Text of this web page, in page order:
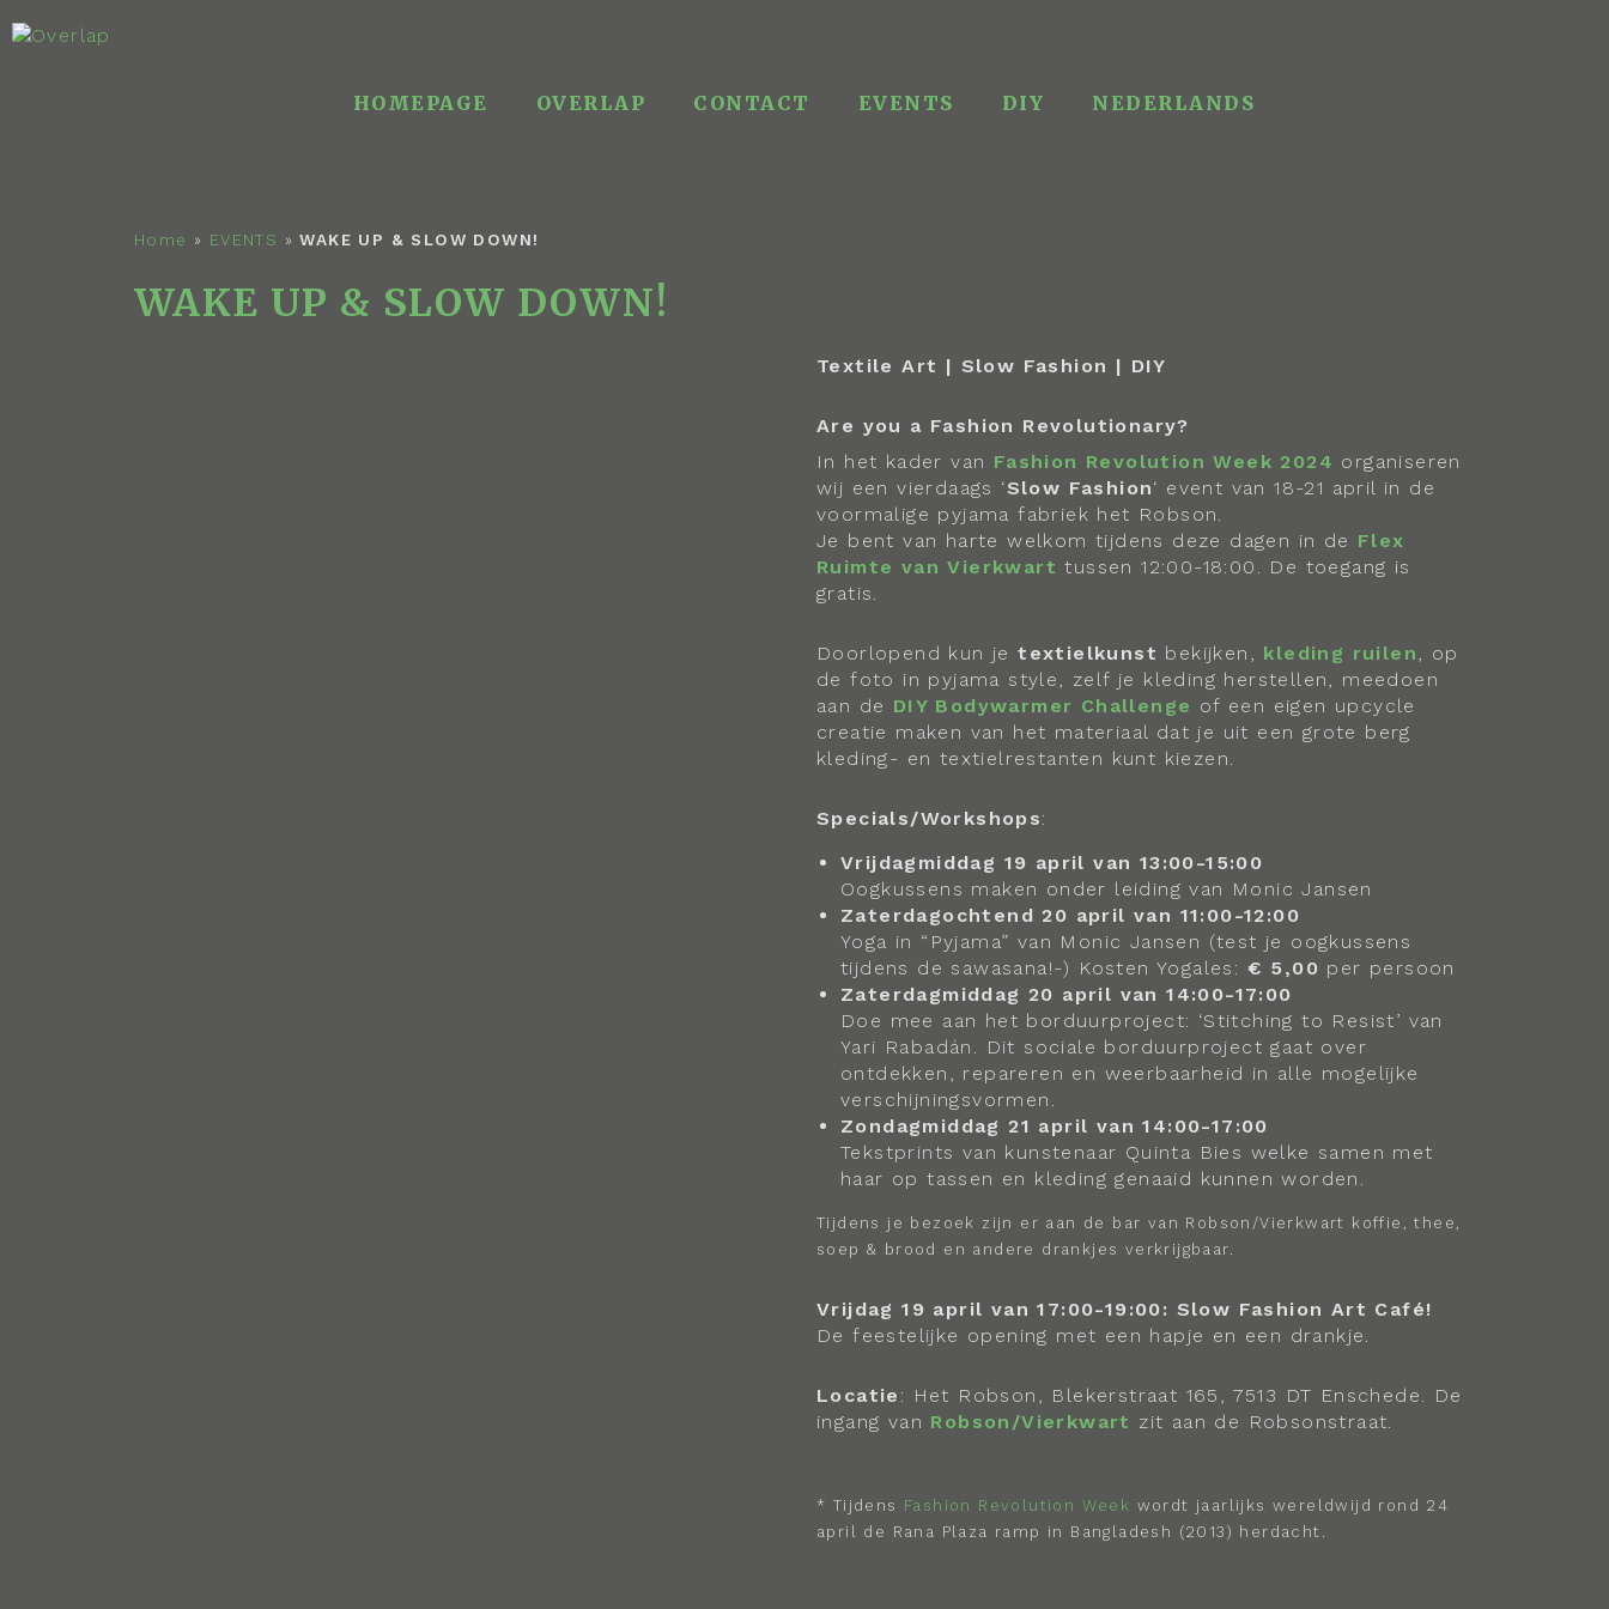
HOMEPAGE OVERLAP CONTACT EVENTS DIY NEDERLANDS
Home » EVENTS »WAKE UP & SLOW DOWN!
WAKE UP & SLOW DOWN!
Textile Art | Slow Fashion | DIY
Are you a Fashion Revolutionary?
In het kader van Fashion Revolution Week 2024 organiseren
wij een vierdaags ‘Slow Fashion‘ event van 18-21 april in de
voormalige pyjama fabriek het Robson.
Je bent van harte welkom tijdens deze dagen in de Flex
Ruimte van Vierkwart tussen 12:00-18:00. De toegang is
gratis.
Doorlopend kun jetextielkunst bekijken, kleding ruilen, op
de foto in pyjama style, zelf je kleding herstellen, meedoen
aan de DIY Bodywarmer Challenge of een eigen upcycle
creatie maken van het materiaal dat je uit een grote berg
kleding- en textielrestanten kunt kiezen.
Specials/Workshops:
Vrijdagmiddag 19 april van 13:00-15:00
Oogkussens maken onder leiding van Monic Jansen
Zaterdagochtend 20 april van 11:00-12:00
Yoga in “Pyjama” van Monic Jansen (test je oogkussens
tijdens de sawasana!-) Kosten Yogales: € 5,00 per persoon
Zaterdagmiddag 20 april van 14:00-17:00
Doe mee aan het borduurproject: ‘Stitching to Resist’ van
Yari Rabadán. Dit sociale borduurproject gaat over
ontdekken, repareren en weerbaarheid in alle mogelijke
verschijningsvormen.
Zondagmiddag 21 april van 14:00-17:00
Tekstprints van kunstenaar Quinta Bies welke samen met
haar op tassen en kleding genaaid kunnen worden.
Tijdens je bezoek zijn er aan de bar van Robson/Vierkwart koffie, thee,
soep & brood en andere drankjes verkrijgbaar.
Vrijdag 19 april van 17:00-19:00: Slow Fashion Art Café!
De feestelijke opening met een hapje en een drankje.
Locatie : Het Robson, Blekerstraat 165, 7513 DT Enschede. De
ingang van Robson/Vierkwart zit aan de Robsonstraat.
* Tijdens Fashion Revolution Week wordt jaarlijks wereldwijd rond 24
april de Rana Plaza ramp in Bangladesh (2013) herdacht.